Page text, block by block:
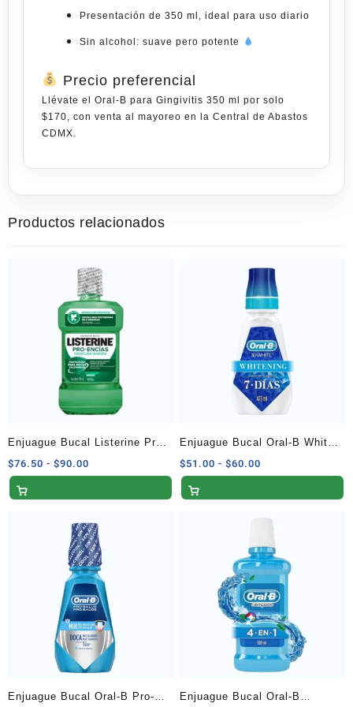
Presentación de 350 ml, ideal para uso diario
Sin alcohol: suave pero potente
Precio preferencial
Llévate el Oral-B para Gingivitis 350 ml por solo
$170 , con venta al mayoreo en la Central de Abastos
CDMX
Productos relacionados
Enjuague Bucal Listerine Pro-
Encías Menta 500 ml
$76.50 - $90.00
de
$76.50
hasta
$90.00
Enjuague Bucal Oral-B White
Whitening Blanqueador 473 ml
$51.00 - $60.00
de
hasta
$60.00
Enjuague Bucal Oral-B Pro-
Enjuague Bucal Oral-B